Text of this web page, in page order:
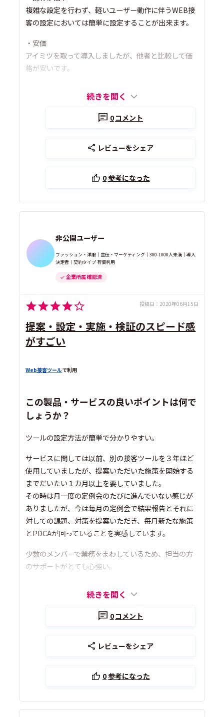
複雑な設定を行わず、軽いユーザー動作に伴うWEB接
客の設定においては簡単に設定することが出来ます。
・安価
アイミツを取って導入しましたが、他者と比較して価
格が安いです。
続きを開く
0コメント
レビューをシェア
0参考になった
非公開ユーザー
ファッション・洋服｜宣伝・マーケティング｜300-1000人未満｜導入
決定者｜契約タイプ 有償利用
企業所属 確認済
投稿日： 2020年06月15日
提案・設定・実施・検証のスピード感
がすごい
Web接客ツールで利用
この製品・サービスの良いポイントは何で
しょうか？
ツールの設定方法が簡単で分かりやすい。
サービスに関しては以前、別の接客ツールを３年ほど
使用していましたが、提案いただいた施策を開始する
までだいたい１カ月以上を要していました。
その時は月一度の定例会のたびに進んでいない感じが
ありましたが、今は毎月の定例会で結果報告とそれに
対しての課題、対策を提案いただき、毎月新たな施策
とPDCAが回っていることを実感しています。
少数のメンバーで業務をまわしているため、担当の方
のサポートがとても心強い。
続きを開く
0コメント
レビューをシェア
0参考になった